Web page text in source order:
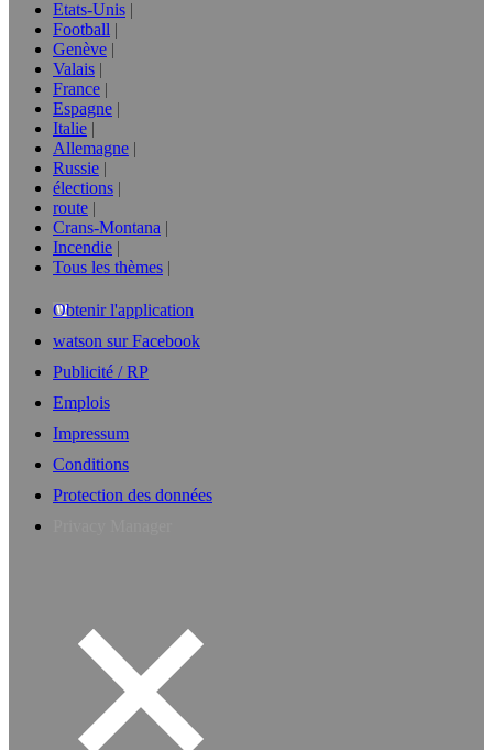
Etats-Unis
Football
Genève
Valais
France
Espagne
Italie
Allemagne
Russie
élections
route
Crans-Montana
Incendie
Tous les thèmes
Obtenir l'application
watson sur Facebook
Publicité / RP
Emplois
Impressum
Conditions
Protection des données